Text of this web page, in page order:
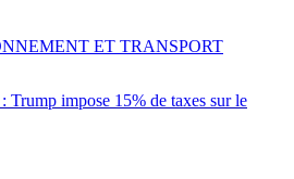
Trump impose 15% de taxes sur le
ET TRANSPORT